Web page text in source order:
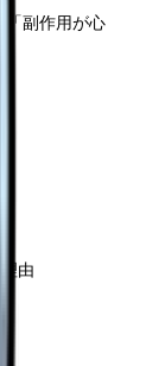
「副作用が心
由